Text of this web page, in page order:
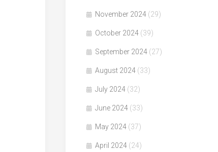
November 2024 (29)
October 2024 (39)
September 2024 (27)
August 2024 (33)
July 2024 (32)
June 2024 (33)
May 2024 (37)
April 2024 (24)